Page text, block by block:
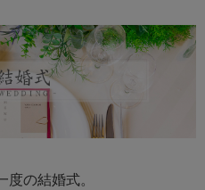
度の結婚式。